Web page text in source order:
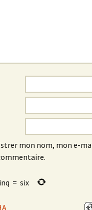
mon nom, mon e-
= six